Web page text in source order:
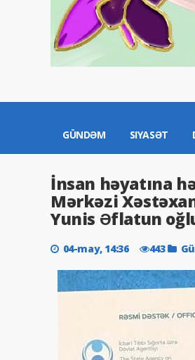
GÜNDƏM SIYASƏT
İnsan həyatına
Mərkəzi
Yunis Əflatun
04-may, 14:36 443